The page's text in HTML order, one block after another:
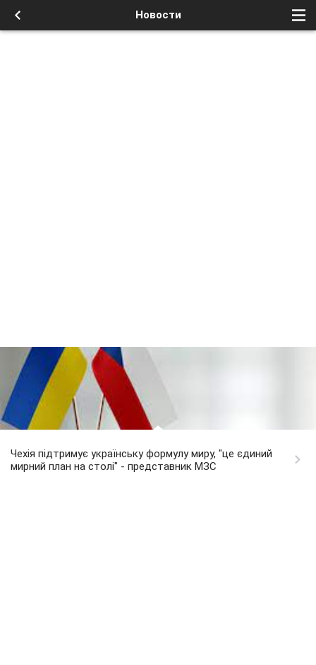
Новости
Чехія підтримує українську формулу миру, "це єдиний
мирний план на столі" - представник МЗС